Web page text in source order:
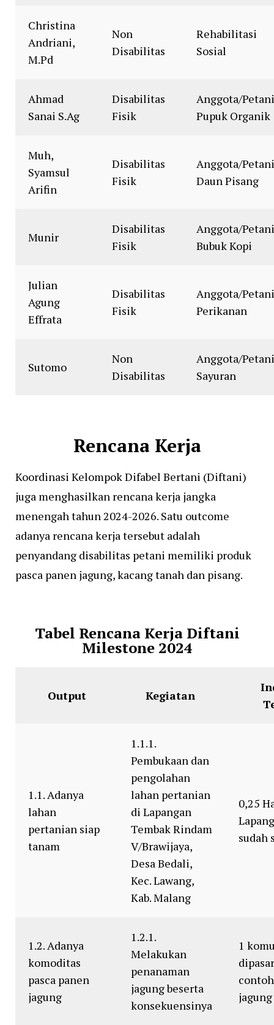
Christina
Andriani,
M.Pd
Non
Disabilitas
Rehabilitasi
Sosial
Ahmad
Sanai S.Ag
Disabilitas
Fisik
Anggota/Petani
Pupuk Organik
Muh,
Syamsul
Arifin
Disabilitas
Fisik
Anggota/Petani
Daun Pisang
Munir
Disabilitas
Fisik
Anggota/Petani
Bubuk Kopi
Julian
Agung
Effrata
Disabilitas
Fisik
Anggota/Petani
Perikanan
Sutomo
Non
Disabilitas
Anggota/Petani
Sayuran
Rencana Kerja
Koordinasi Kelompok Difabel Bertani (Diftani)
juga menghasilkan rencana kerja jangka
menengah tahun 2024-2026. Satu outcome
adanya rencana kerja tersebut adalah
penyandang disabilitas petani memiliki produk
pasca panen jagung, kacang tanah dan pisang.
Tabel Rencana Kerja Diftani
Milestone 2024
Output Kegiatan
1.1. Adanya
lahan
pertanian siap
tanam
1.1.1.
Pembukaan dan
pengolahan
lahan pertanian
di Lapangan
Tembak Rindam
V/Brawijaya,
Desa Bedali,
Kec. Lawang,
Kab. Malang
0,25
sudah
1.2. Adanya
komoditas
pasca panen
jagung
1.2.1.
Melakukan
penanaman
jagung beserta
konsekuensinya
1
jagung